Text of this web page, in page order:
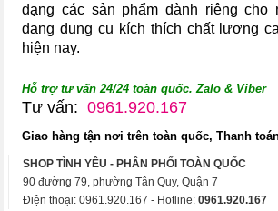
dạng các sản phẩm dành riêng cho
dạng dụng cụ kích thích chất lượng
hiện nay.
Hỗ trợ tư vấn 24/24 toàn quốc. Zalo & Viber
Tư vấn: 0961.920.167
Giao hàng tận nơi trên toàn quốc, Thanh
SHOP TÌNH YÊU - PHÂN PHỐI TOÀN QUỐC
90 đường 79, phường Tân Quy, Quận 7
Điện thoại: 0961.920.167 - Hotline:0961.920.167